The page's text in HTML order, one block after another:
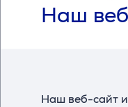
Наш
Наш веб-сайт